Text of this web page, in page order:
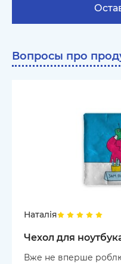
Вопросы про
Наталія
Чехол для
Вже не вперше